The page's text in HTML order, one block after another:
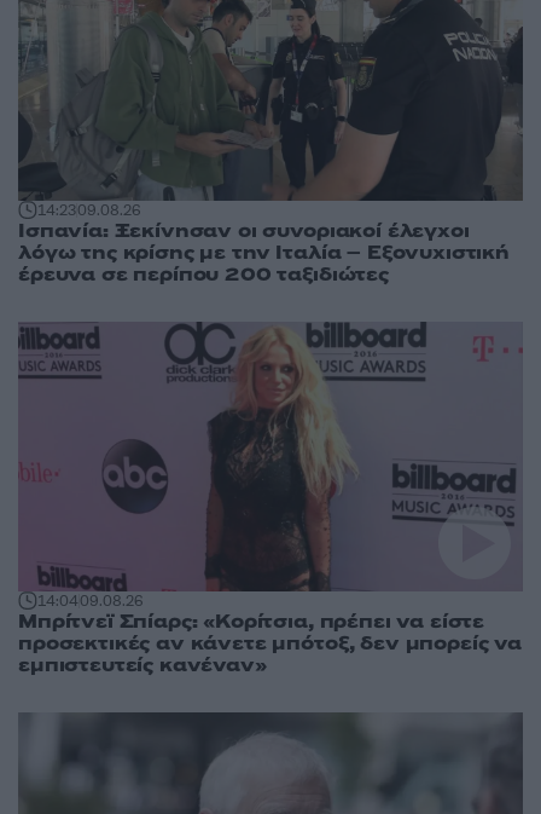
14:2309.08.26
Ισπανία: Ξεκίνησαν οι συνοριακοί έλεγχοι
λόγω της κρίσης με την Ιταλία – Εξονυχιστική
έρευνα σε περίπου 200 ταξιδιώτες
14:0409.08.26
Μπρίτνεϊ Σπίαρς: «Κορίτσια, πρέπει να είστε
προσεκτικές αν κάνετε μπότοξ, δεν μπορείς να
εμπιστευτείς κανέναν»